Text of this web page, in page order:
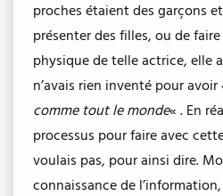
proches étaient des garçons
présenter des filles, ou de
physique de telle actrice, elle
n’avais rien inventé pour avoir
comme tout le monde« . En
processus pour faire avec
voulais pas, pour ainsi dire.
connaissance de